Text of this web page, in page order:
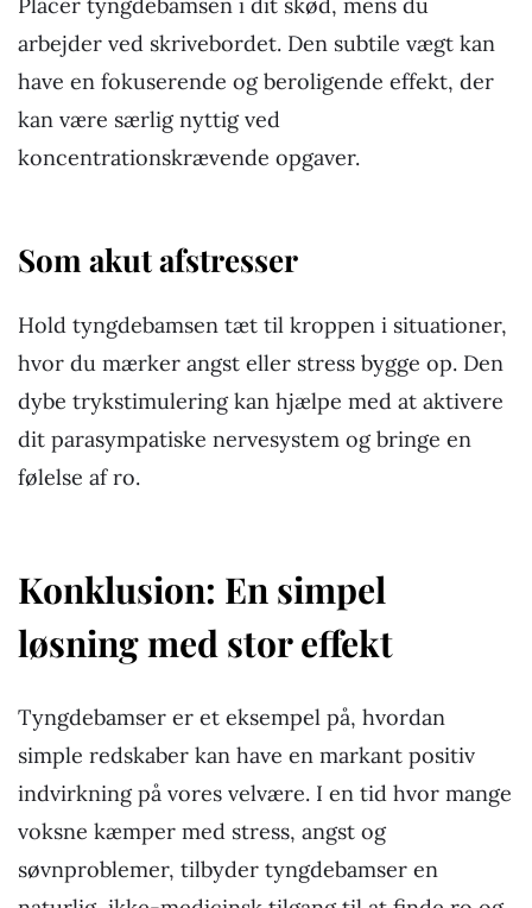
Placer tyngdebamsen i dit skød, mens du
arbejder ved skrivebordet. Den subtile vægt kan
have en fokuserende og beroligende effekt, der
kan være særlig nyttig ved
koncentrationskrævende opgaver.
Som akut afstresser
Hold tyngdebamsen tæt til kroppen i situationer,
hvor du mærker angst eller stress bygge op. Den
dybe trykstimulering kan hjælpe med at aktivere
dit parasympatiske nervesystem og bringe en
følelse af ro.
Konklusion: En simpel
løsning med stor effekt
Tyngdebamser er et eksempel på, hvordan
simple redskaber kan have en markant positiv
indvirkning på vores velvære. I en tid hvor mange
voksne kæmper med stress, angst og
søvnproblemer, tilbyder tyngdebamser en